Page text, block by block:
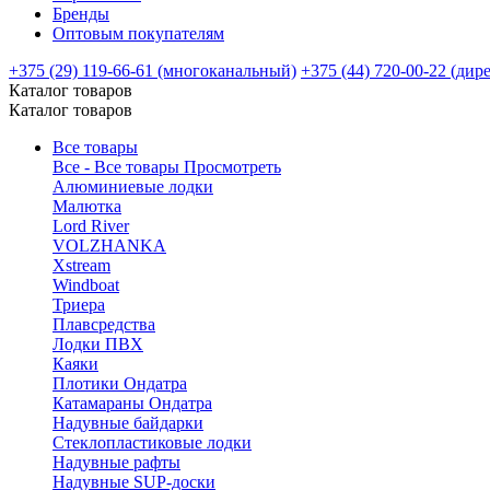
Бренды
Оптовым покупателям
+375 (29) 119-66-61 (многоканальный) +375 (44) 720-00-22
Каталог товаров
Каталог товаров
Все товары
Все - Все товары Просмотреть
Алюминиевые лодки
Малютка
Lord River
VOLZHANKA
Xstream
Windboat
Триера
Плавсредства
Лодки ПВХ
Каяки
Плотики Ондатра
Катамараны Ондатра
Надувные байдарки
Стеклопластиковые лодки
Надувные рафты
Надувные SUP-доски